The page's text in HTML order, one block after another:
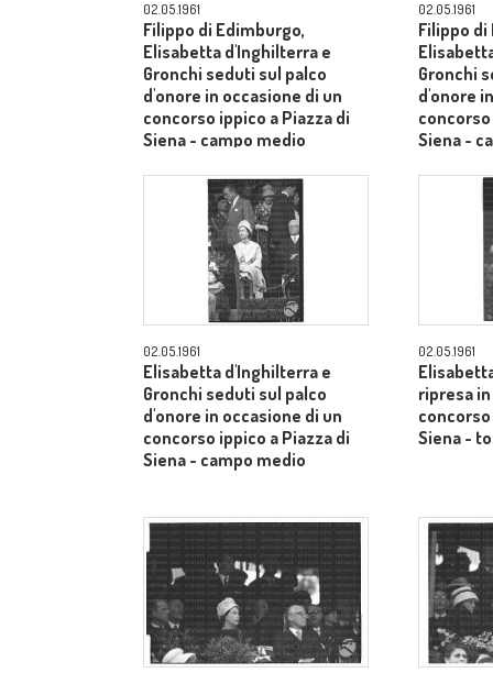
02.05.1961
Filippo di Edimburgo,
Elisabetta d'Inghilterra e
Gronchi seduti sul palco
d'onore in occasione di un
concorso ippico a Piazza di
Siena - campo medio
02.05.1961
Filippo di
Gronchi
d'onore
Siena -
02.05.1961
Elisabetta d'Inghilterra e
Gronchi seduti sul palco
d'onore in occasione di un
concorso ippico a Piazza di
Siena - campo medio
02.05.1961
ripresa
Siena -